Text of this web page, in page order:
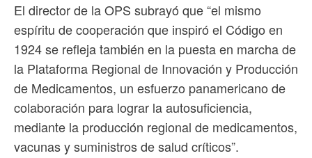
El director de la OPS subrayó que “el mismo
espíritu de cooperación que inspiró el Código en
1924 se refleja también en la puesta en marcha de
la Plataforma Regional de Innovación y Producción
de Medicamentos, un esfuerzo panamericano de
colaboración para lograr la autosuficiencia,
mediante la producción regional de medicamentos,
vacunas y suministros de salud críticos”.